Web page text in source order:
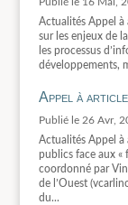
Actualités Appel à
sur les enjeux de
les processus
développements,
Appel à
26 Avr,
Actualités Appel à
publics face aux «
coordonné par
de l’Ouest
du...